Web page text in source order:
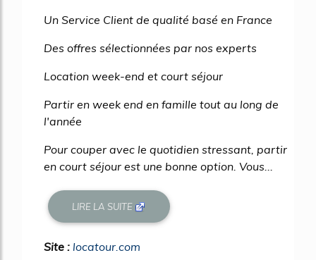
Un Service Client de qualité basé en France
Des offres sélectionnées par nos experts
Location week-end et court séjour
Partir en week end en famille tout au long de
l'année
Pour couper avec le quotidien stressant, partir
en court séjour est une bonne option. Vous...
LIRE LA SUITE
Site : locatour.com